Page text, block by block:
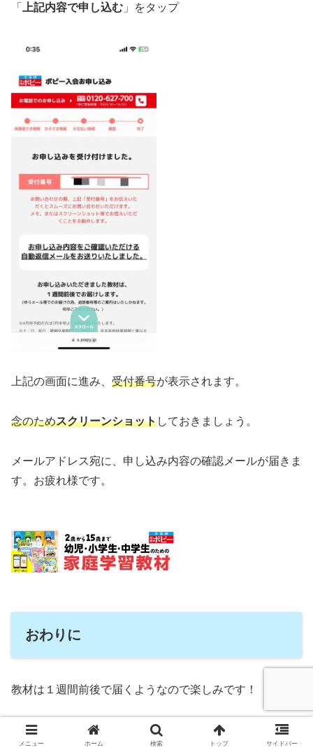
「 上記内容で申し込む 」をタップ
上記の画面に進み、 受付番号が表示されます。
念のためスクリーンショットしておきましょう。
メールアドレス宛に、申し込み内容の確認メールが届きま
す。お疲れ様です。
おわりに
教材は１週間前後で届くようなので楽しみです！
以上、【2024年度】幼児ポピー 入会申し込みの仕方を解
説、という記事でした。
メニュー ホーム 検索 トップ サイドバー